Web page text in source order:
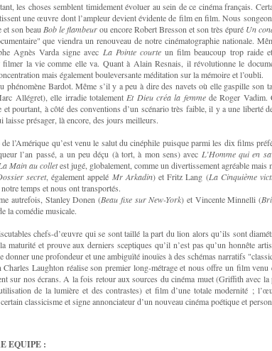
les choses semblent timidement évoluer au sein de ce cinéma français.
une œuvre dont l’ampleur devient évidente de film en film. Nous
et son beau Bob le flambeurou encore Robert Bresson et son très épuré Un
que viendra un renouveau de notre cinématographie nationale.
Agnès Varda signe avec La Pointe courteun film beaucoup trop raide
la vie comme elle va. Quant à Alain Resnais, il révolutionne le
mais également bouleversante méditation sur la mémoire et l’oubli.
Bardot. Même s’il y a peu à dire des navets où elle gaspille son
Allégret), elle irradie totalement Et Dieu créa la femmede Roger Vadim.
et pourtant, à côté des conventions d’un scénario très faible, il y a une liberté
laisse présager, là encore, des jours meilleurs.
l’Amérique qu’est venu le salut du cinéphile puisque parmi les dix films
l’an passé, a un peu déçu (à tort, à mon sens) avec L’Homme qui en
Main au colletest jugé, globalement, comme un divertissement agréable mais
secret, également appelé Mr Arkadin) et Fritz Lang (La Cinquième
temps et nous ont transportés.
autrefois, Stanley Donen (Beau fixe sur New-York) et Vincente Minnelli (
la comédie musicale.
chefs-d’œuvre qui se sont taillé la part du lion alors qu’ils sont
et prouve aux derniers sceptiques qu’il n’est pas qu’un honnête
donner une profondeur et une ambiguïté inouïes à des schémas narratifs
Charles Laughton réalise son premier long-métrage et nous offre un film
sur nos écrans. A la fois retour aux sources du cinéma muet (Griffith avec
de la lumière et des contrastes) et film d’une totale modernité ;
classicisme et signe annonciateur d’un nouveau cinéma poétique et
EQUIPE :